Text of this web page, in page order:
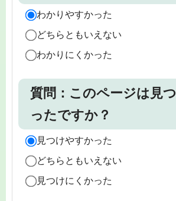
わかりやすかった
どちらともいえない
わかりにくかった
質問：このページは見
ったですか？
見つけやすかった
どちらともいえない
見つけにくかった